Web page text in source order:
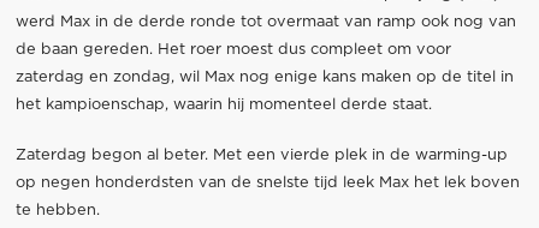
werd Max in de derde ronde tot overmaat van ramp ook nog van
de baan gereden. Het roer moest dus compleet om voor
zaterdag en zondag, wil Max nog enige kans maken op de titel in
het kampioenschap, waarin hij momenteel derde staat.
Zaterdag begon al beter. Met een vierde plek in de warming-up
op negen honderdsten van de snelste tijd leek Max het lek boven
te hebben.